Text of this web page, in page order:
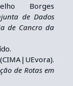
Borges
de Dados
de Cancro da
de Rotas em